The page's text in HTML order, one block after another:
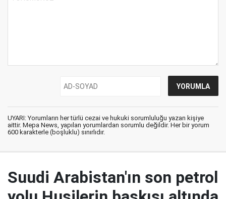
UYARI: Yorumların her türlü cezai ve hukuki sorumluluğu yazan kişiye
aittir. Mepa News, yapılan yorumlardan sorumlu değildir. Her bir yorum
600 karakterle (boşluklu) sınırlıdır.
Suudi Arabistan'ın son petrol